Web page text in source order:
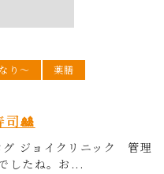
り〜
薬膳
🎎
グ ジョイクリニック 管理
したね。お...